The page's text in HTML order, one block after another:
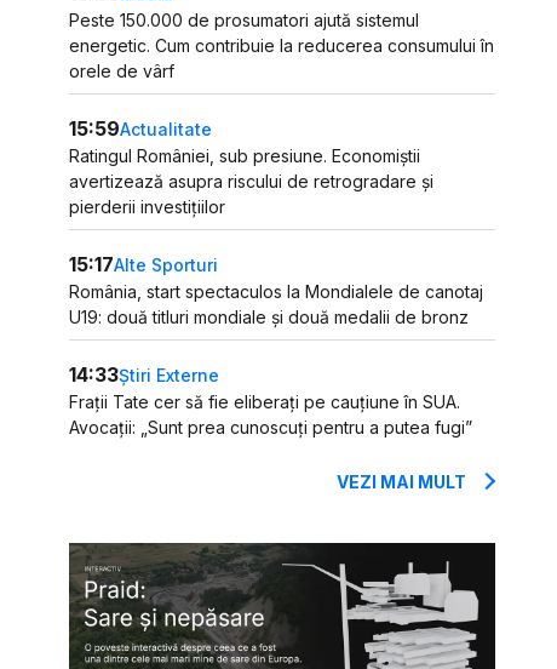
Peste 150.000 de prosumatori ajută sistemul
energetic. Cum contribuie la reducerea consumului în
orele de vârf
15:59Actualitate
Ratingul României, sub presiune. Economiștii
avertizează asupra riscului de retrogradare și
pierderii investițiilor
15:17Alte Sporturi
România, start spectaculos la Mondialele de canotaj
U19: două titluri mondiale și două medalii de bronz
14:33Știri Externe
Frații Tate cer să fie eliberați pe cauțiune în SUA.
Avocații: „Sunt prea cunoscuți pentru a putea fugi”
VEZI MAI MULT